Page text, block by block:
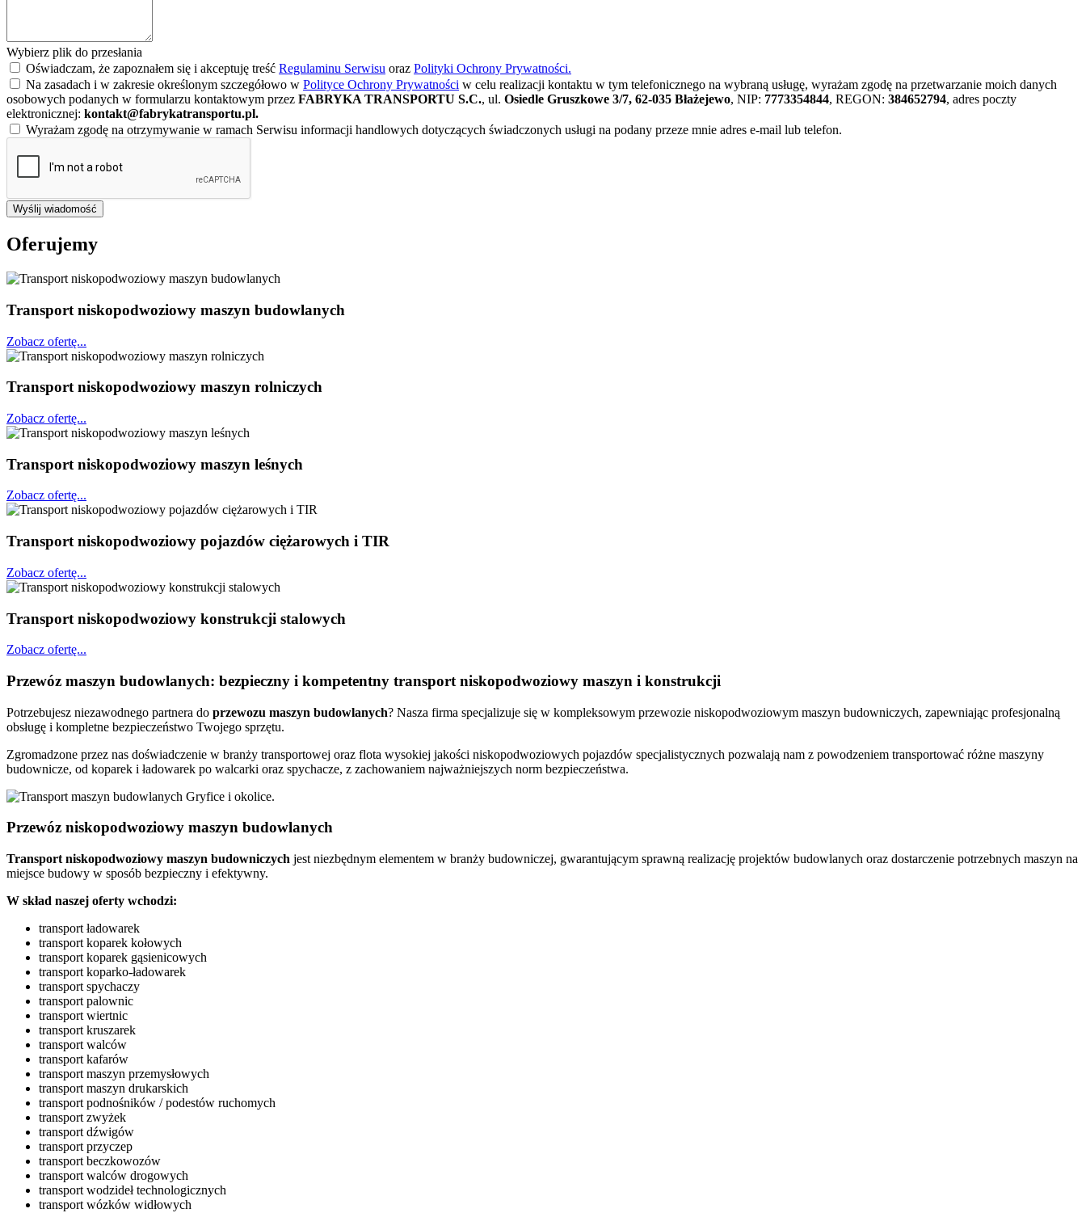
Wybierz plik do przesłania
Oświadczam, że zapoznałem się i akceptuję treść Regulaminu Serwisu oraz Polityki Ochrony Prywatności.
Na zasadach i w zakresie określonym szczegółowo w Polityce Ochrony Prywatności w celu realizacji kontaktu w tym telefonicznego na wybraną usługę, wyrażam zgodę na przetwarzanie moich danych
osobowych podanych w formularzu kontaktowym przez FABRYKA TRANSPORTU S.C., ul. Osiedle Gruszkowe 3/7, 62-035 Błażejewo, NIP: 7773354844, REGON: 384652794, adres poczty
elektronicznej: kontakt@fabrykatransportu.pl.
Wyrażam zgodę na otrzymywanie w ramach Serwisu informacji handlowych dotyczących świadczonych usługi na podany przeze mnie adres e-mail lub telefon.
Wyślij wiadomość
Oferujemy
Transport niskopodwoziowy maszyn budowlanych
Zobacz ofertę...
Transport niskopodwoziowy maszyn rolniczych
Zobacz ofertę...
Transport niskopodwoziowy maszyn leśnych
Zobacz ofertę...
Transport niskopodwoziowy pojazdów ciężarowych i TIR
Zobacz ofertę...
Transport niskopodwoziowy konstrukcji stalowych
Zobacz ofertę...
Przewóz maszyn budowlanych: bezpieczny i kompetentny transport niskopodwoziowy maszyn i konstrukcji
Potrzebujesz niezawodnego partnera do przewozu maszyn budowlanych? Nasza firma specjalizuje się w kompleksowym przewozie niskopodwoziowym maszyn budowniczych, zapewniając profesjonalną
obsługę i kompletne bezpieczeństwo Twojego sprzętu.
Zgromadzone przez nas doświadczenie w branży transportowej oraz flota wysokiej jakości niskopodwoziowych pojazdów specjalistycznych pozwalają nam z powodzeniem transportować różne maszyny
budownicze, od koparek i ładowarek po walcarki oraz spychacze, z zachowaniem najważniejszych norm bezpieczeństwa.
Przewóz niskopodwoziowy maszyn budowlanych
Transport niskopodwoziowy maszyn budowniczych jest niezbędnym elementem w branży budowniczej, gwarantującym sprawną realizację projektów budowlanych oraz dostarczenie potrzebnych maszyn na
miejsce budowy w sposób bezpieczny i efektywny.
W skład naszej oferty wchodzi:
transport ładowarek
transport koparek kołowych
transport koparek gąsienicowych
transport koparko-ładowarek
transport spychaczy
transport palownic
transport wiertnic
transport kruszarek
transport walców
transport kafarów
transport maszyn przemysłowych
transport maszyn drukarskich
transport podnośników / podestów ruchomych
transport zwyżek
transport dźwigów
transport przyczep
transport beczkowozów
transport walców drogowych
transport wodzideł technologicznych
transport wózków widłowych